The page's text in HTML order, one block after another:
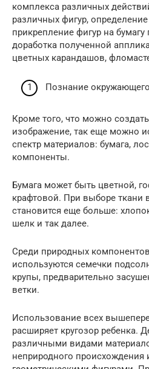
комплекса различных
различных фигур,
прикрепление фигур на
доработка полученной
цветных карандашов,
Познание
Кроме того, что можно
изображение, так еще можно
спектр материалов: бумага,
компоненты.
Бумага может быть цветной,
крафтовой. При выборе ткани
становится еще больше:
шелк и так далее.
Среди природных
используются семечки
крупы, предварительно
ветки.
Использование всех
расширяет кругозор ребенка.
различными видами
неприродного